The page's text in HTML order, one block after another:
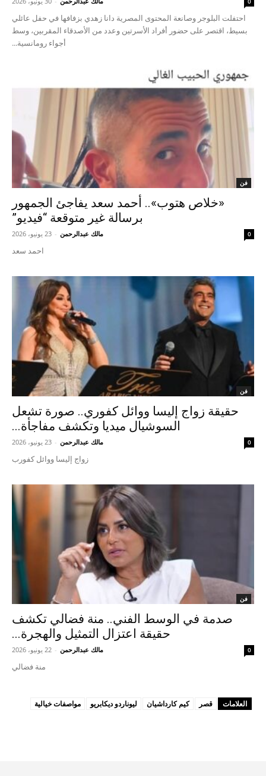
احتفلت البلوجر وصانعة المحتوى المصرية دانا زهدي بزفافها في حفل عائلي
بسيط، اقتصر على حضور أفراد الأسرتين وعدد من الأصدقاء المقربين، وسط
أجواء رومانسية...
فن
«خلاص هتوب».. أحمد سعد يفاجئ الجمهور
برسالة غير متوقعة “فيديو”
مالك عبدالرحمن - 23 يونيو، 2026 0
احمد سعد
فن
حقيقة زواج إليسا ووائل كفوري.. صورة تشعل
السوشيال ميديا وتكشف مفاجأة...
مالك عبدالرحمن - 23 يونيو، 2026 0
زواج إليسا ووائل كفورب
فن
صدمة في الوسط الفني.. منة فضالي تكشف
حقيقة اعتزال التمثيل والهجرة...
مالك عبدالرحمن - 22 يونيو، 2026 0
منة فضالي
العلامات قصر كيم كارداشيان ليوناردو ديكابريو مواصفات خيالية